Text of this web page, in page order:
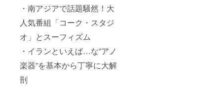
・南アジアで話題騒然！大
人気番組「コーク・スタジ
オ」とスーフィズム
・イランといえば…な”アノ
楽器”を基本から丁寧に大解
剖